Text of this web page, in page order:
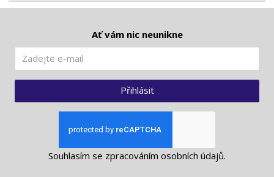
Ať vám nic neunikne
Přihlásit
Souhlasím se zpracováním osobních údajů.